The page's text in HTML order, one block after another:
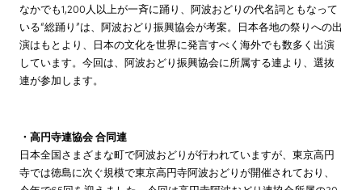
なかでも1,200人以上が一斉に踊り、阿波おどりの代名詞ともなって
いる“総踊り”は、阿波おどり振興協会が考案。日本各地の祭りへの出
演はもとより、日本の文化を世界に発言すべく海外でも数多く出演
しています。今回は、阿波おどり振興協会に所属する連より、選抜
連が参加します。
・高円寺連協会 合同連
日本全国さまざまな町で阿波おどりが行われていますが、東京高円
寺では徳島に次ぐ規模で東京高円寺阿波おどりが開催されており、